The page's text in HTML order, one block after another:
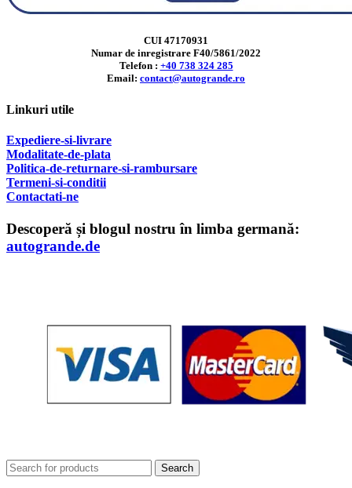
CUI 47170931
Numar de inregistrare F40/5861/2022
Telefon : +40 738 324 285
Email: contact@autogrande.ro
Linkuri utile
Expediere-si-livrare
Modalitate-de-plata
Politica-de-returnare-si-rambursare
Termeni-si-conditii
Contactati-ne
Descoperă și blogul nostru în limba germană:
autogrande.de
Search